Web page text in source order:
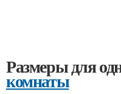
Размеры для
комнаты